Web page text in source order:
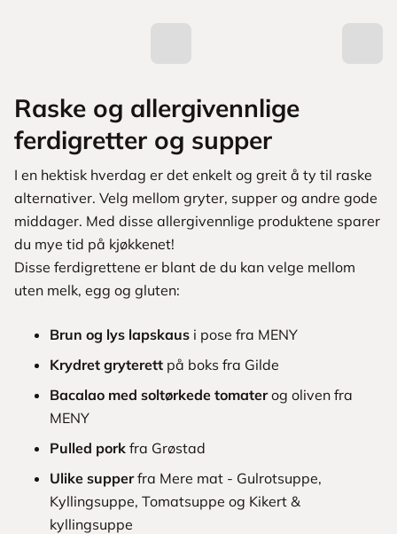
Raske og allergivennlige
ferdigretter og supper
I en hektisk hverdag er det enkelt og greit å ty til raske
alternativer. Velg mellom gryter, supper og andre gode
middager. Med disse allergivennlige produktene sparer
du mye tid på kjøkkenet!
Disse ferdigrettene er blant de du kan velge mellom
uten melk, egg og gluten:
Brun og lys lapskaus i pose fra MENY
Krydret gryterett på boks fra Gilde
Bacalao med soltørkede tomaterog oliven fra
MENY
Pulled pork fra Grøstad
Ulike supperfra Mere mat - Gulrotsuppe,
Kyllingsuppe, Tomatsuppe og Kikert &
kyllingsuppe